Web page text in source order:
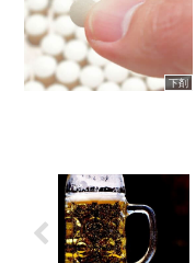
下剤